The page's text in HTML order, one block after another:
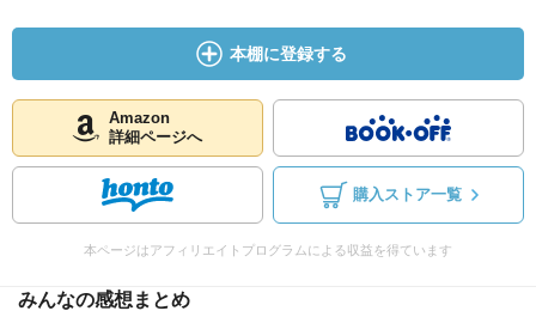
本棚に登録する
Amazon
詳細ページへ
購入ストア一覧
本ページはアフィリエイトプログラムによる収益を得ています
みんなの感想まとめ